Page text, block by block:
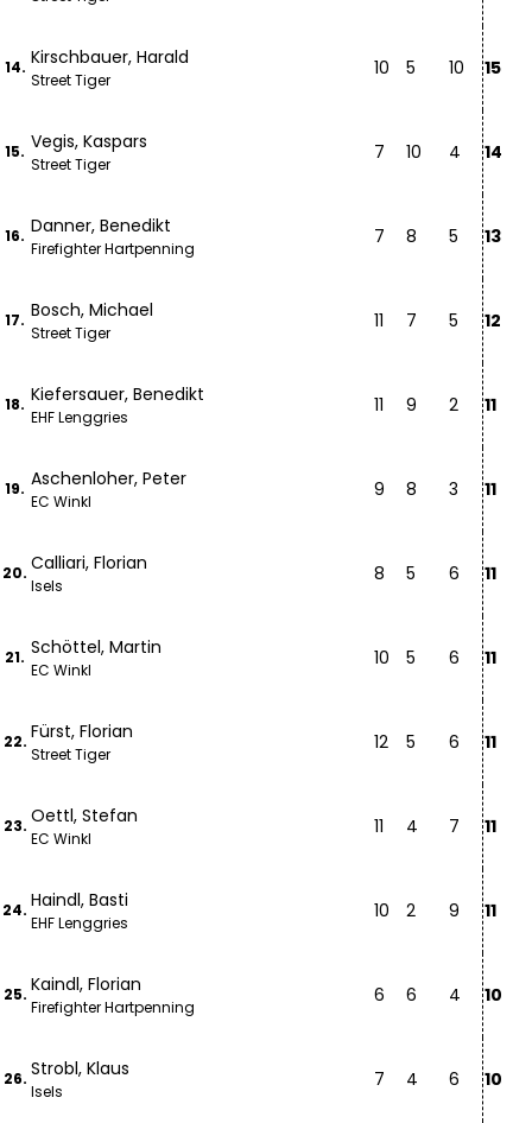
14. Kirschbauer, Harald
Street Tiger
10 5 10 15
15. Vegis, Kaspars
Street Tiger
7 10 4 14
16. Danner, Benedikt
Firefighter Hartpenning
7 8 5 13
17. Bosch, Michael
Street Tiger
11 7 5 12
18. Kiefersauer, Benedikt
EHF Lenggries
11 9 2 11
19. Aschenloher, Peter
EC Winkl
9 8 3 11
20. Calliari, Florian
Isels
8 5 6 11
21. Schöttel, Martin
EC Winkl
10 5 6 11
22. Fürst, Florian
Street Tiger
12 5 6 11
23. Oettl, Stefan
EC Winkl
11 4 7 11
24. Haindl, Basti
EHF Lenggries
10 2 9 11
25. Kaindl, Florian
Firefighter Hartpenning
6 6 4 10
26. Strobl, Klaus
Isels
7 4 6 10